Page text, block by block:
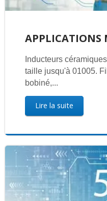
APPLICATIONS
Inducteurs
taille jusqu'à 01005.
bobiné,...
Lire la suite